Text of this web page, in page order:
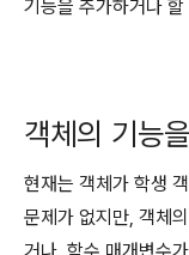
기능을 추가하거나
객체의 기능
현재는 객체가 학생
문제가 없지만, 객체